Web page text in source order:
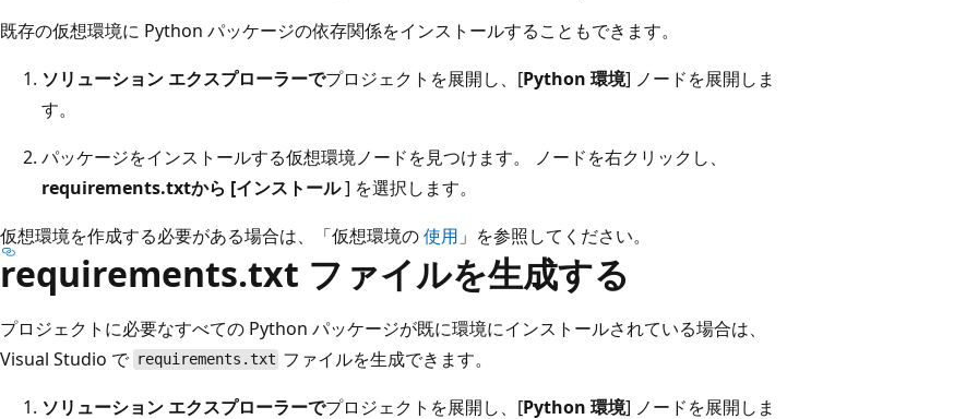
既存の仮想環境に Python パッケージの依存関係をインストールすることもできます。
ソリューション エクスプローラーでプロジェクトを展開し、[Python 環境] ノードを展開しま
す。
パッケージをインストールする仮想環境ノードを見つけます。 ノードを右クリックし、
requirements.txtから [インストール] を選択します。
仮想環境を作成する必要がある場合は、「仮想環境の使用 」を参照してください。
requirements.txt ファイルを生成する
プロジェクトに必要なすべての Python パッケージが既に環境にインストールされている場合は、
Visual Studio で requirements.txt ファイルを生成できます。
ソリューション エクスプローラーでプロジェクトを展開し、[Python 環境] ノードを展開しま